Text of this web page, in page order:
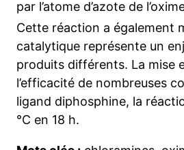
par l’atome d’azote de
Cette réaction a également
catalytique représente un
produits différents. La mise
l’efficacité de nombreuses
ligand diphosphine, la
°C en 18 h.